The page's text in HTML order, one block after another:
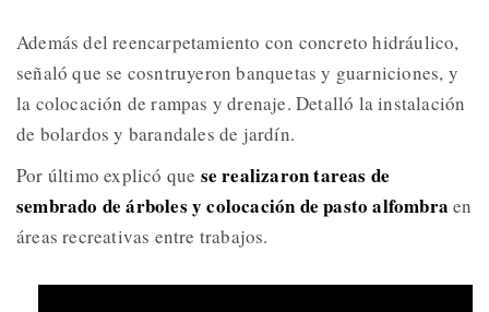
Además del reencarpetamiento con concreto hidráulico,
señaló que se cosntruyeron banquetas y guarniciones, y
la colocación de rampas y drenaje. Detalló la instalación
de bolardos y barandales de jardín.
Por último explicó que se realizaron tareas de
sembrado de árboles y colocación de pasto alfombra en
áreas recreativas entre trabajos.